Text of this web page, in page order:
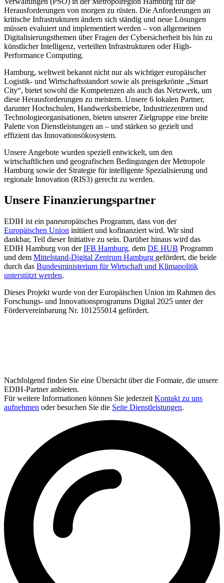
Herausforderungen von morgen zu rüsten. Die Anforderungen an
kritische Infrastrukturen ändern sich ständig und neue Lösungen
müssen evaluiert und implementiert werden – von allgemeinen
Digitalisierungsthemen über Fragen der Cybersicherheit bis hin zu
künstlicher Intelligenz, verteilten Infrastrukturen oder High-
Performance Computing.
Hamburg, weltweit bekannt nicht nur als wichtiger europäischer
Logistik- und Wirtschaftsstandort sowie als preisgekrönte „Smart
City“, bietet sowohl die Kompetenzen als auch das Netzwerk, um
diese Herausforderungen zu meistern. Unsere 6 lokalen Partner,
darunter Hochschulen, Handwerksbetriebe, Industriezentren und
Technologieorganisationen, bieten unserer Zielgruppe eine breite
Palette von Dienstleistungen an – und stärken so gezielt und
effizient das Innovationsökosystem.
Unsere Angebote wurden speziell entwickelt, um den
wirtschaftlichen und geografischen Bedingungen der Metropole
Hamburg sowie der Strategie für intelligente Spezialisierung und
regionale Innovation (RIS3) gerecht zu werden.
Unsere Finanzierungspartner
EDIH ist ein paneuropäisches Programm, dass von der
Europäischen Union initiiert und kofinanziert wird. Wir sind
dankbar, Teil dieser Initiative zu sein. Darüber hinaus wird das
EDIH Hamburg von derIFB Hamburg, dem DE HUB Programm
und dem Mittelstand-Digital Zentrum Hamburg gefördert, die beide
durch das Bundesministerium für Wirtschaft und Klimapolitik
unterstützt werden.
Dieses Projekt wurde von der Europäischen Union im Rahmen des
Forschungs- und Innovationsprogramms Digital 2025 unter der
Fördervereinbarung Nr. 101255014 gefördert.
Nachfolgend finden Sie eine Übersicht über die Formate, die unsere
EDIH-Partner anbieten.
Für weitere Informationen können Sie jederzeit Kontakt zu uns
aufnehmen oder besuchen Sie die Seite Dienstleistungen.